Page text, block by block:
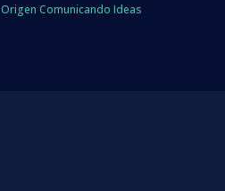
Origen Comunicando Ideas